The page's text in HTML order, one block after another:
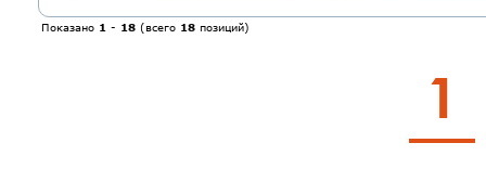
Показано 1 - 18 (всего 18 позиций)
1